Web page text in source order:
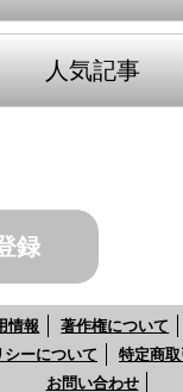
人気記事
録
情報 著作権について
ーについて
特定商
お問い合わせ